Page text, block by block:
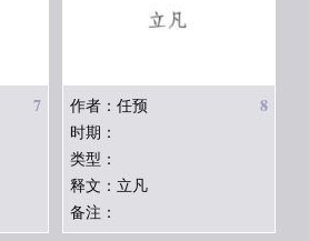
7 8
作者：任预
时期：
类型：
释文：立凡
备注：